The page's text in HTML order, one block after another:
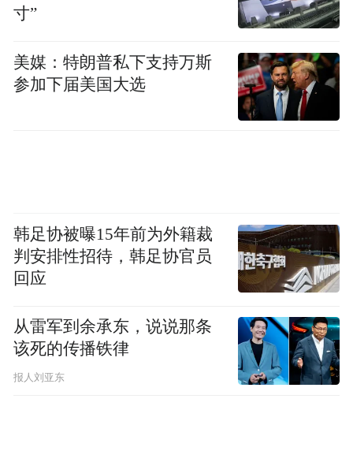
寸”
美媒：特朗普私下支持万斯
参加下届美国大选
韩足协被曝15年前为外籍裁
判安排性招待，韩足协官员
回应
从雷军到余承东，说说那条
该死的传播铁律
报人刘亚东